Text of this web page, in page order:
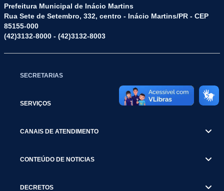
Prefeitura Municipal de Inácio Martins
Rua Sete de Setembro, 332, centro - Inácio Martins/PR - CEP
85155-000
(42)3132-8000 - (42)3132-8003
SECRETARIAS
SERVIÇOS
CANAIS DE ATENDIMENTO
CONTEÚDO DE NOTICIAS
DECRETOS